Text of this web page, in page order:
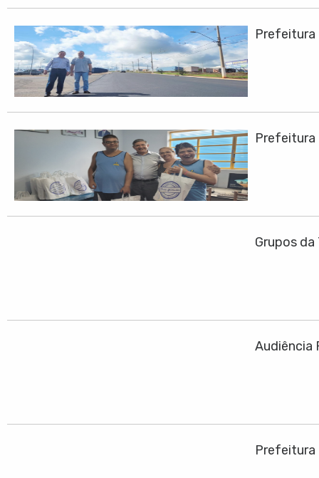
Prefeitura
Prefeitura
Grupos
Audiência
Prefeitura